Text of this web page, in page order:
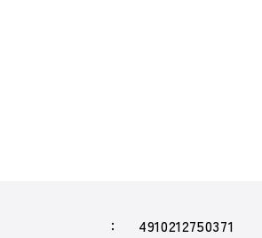
4910212750371